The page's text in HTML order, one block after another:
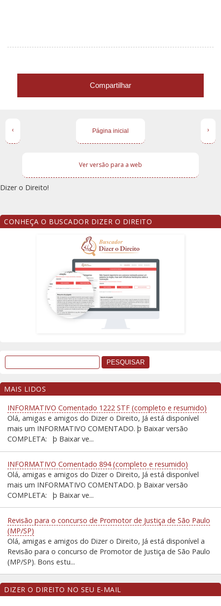
Compartilhar
‹ ›
Página inicial
Ver versão para a web
Dizer o Direito!
CONHEÇA O BUSCADOR DIZER O DIREITO
MAIS LIDOS
INFORMATIVO Comentado 1222 STF (completo e resumido)
Olá, amigas e amigos do Dizer o Direito, Já está disponível
mais um INFORMATIVO COMENTADO. þ Baixar versão
COMPLETA: þ Baixar ve...
INFORMATIVO Comentado 894 (completo e resumido)
Olá, amigas e amigos do Dizer o Direito, Já está disponível
mais um INFORMATIVO COMENTADO. þ Baixar versão
COMPLETA: þ Baixar ve...
Revisão para o concurso de Promotor de Justiça de São Paulo
(MP/SP)
Olá, amigas e amigos do Dizer o Direito, Já está disponível a
Revisão para o concurso de Promotor de Justiça de São Paulo
(MP/SP). Bons estu...
DIZER O DIREITO NO SEU E-MAIL